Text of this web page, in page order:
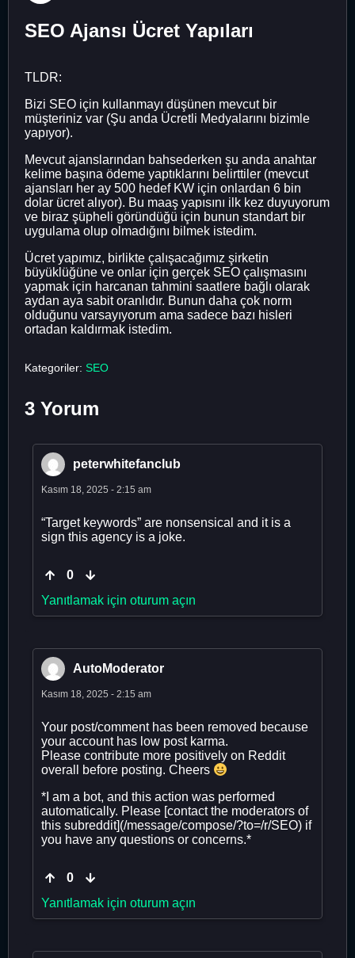
SEO Ajansı Ücret Yapıları
TLDR:
Bizi SEO için kullanmayı düşünen mevcut bir
müşteriniz var (Şu anda Ücretli Medyalarını bizimle
yapıyor).
Mevcut ajanslarından bahsederken şu anda anahtar
kelime başına ödeme yaptıklarını belirttiler (mevcut
ajansları her ay 500 hedef KW için onlardan 6 bin
dolar ücret alıyor). Bu maaş yapısını ilk kez duyuyorum
ve biraz şüpheli göründüğü için bunun standart bir
uygulama olup olmadığını bilmek istedim.
Ücret yapımız, birlikte çalışacağımız şirketin
büyüklüğüne ve onlar için gerçek SEO çalışmasını
yapmak için harcanan tahmini saatlere bağlı olarak
aydan aya sabit oranlıdır. Bunun daha çok norm
olduğunu varsayıyorum ama sadece bazı hisleri
ortadan kaldırmak istedim.
Kategoriler: SEO
3 Yorum
peterwhitefanclub
Kasım 18, 2025 - 2:15 am
“Target keywords” are nonsensical and it is a
sign this agency is a joke.
0
Yanıtlamak için oturum açın
AutoModerator
Kasım 18, 2025 - 2:15 am
Your post/comment has been removed because
your account has low post karma.
Please contribute more positively on Reddit
overall before posting. Cheers
*I am a bot, and this action was performed
automatically. Please [contact the moderators of
this subreddit](/message/compose/?to=/r/SEO) if
you have any questions or concerns.*
0
Yanıtlamak için oturum açın